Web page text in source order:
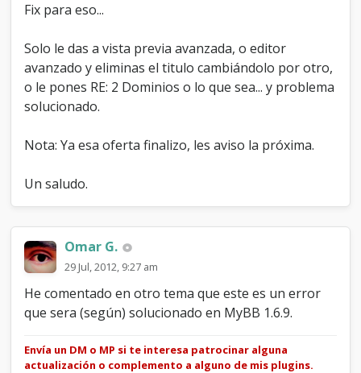
Fix para eso...
Solo le das a vista previa avanzada, o editor
avanzado y eliminas el titulo cambiándolo por otro,
o le pones RE: 2 Dominios o lo que sea... y problema
solucionado.
Nota: Ya esa oferta finalizo, les aviso la próxima.
Un saludo.
Omar G.
29 Jul, 2012, 9:27 am
He comentado en otro tema que este es un error
que sera (según) solucionado en MyBB 1.6.9.
Envía un DM o MP si te interesa patrocinar alguna
actualización o complemento a alguno de mis plugins.